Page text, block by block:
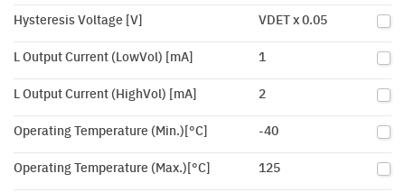
Hysteresis Voltage [V] VDET x 0.05
L Output Current (LowVol) [mA] 1
L Output Current (HighVol) [mA] 2
Operating Temperature (Min.)[°C] -40
Operating Temperature (Max.)[°C] 125